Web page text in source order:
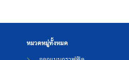
หมวดหมู่ทั้งหมด